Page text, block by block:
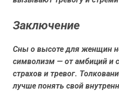
Заключение
Сны о высоте для женщин
символизм — от амбиций и
страхов и тревог.
лучше понять свой